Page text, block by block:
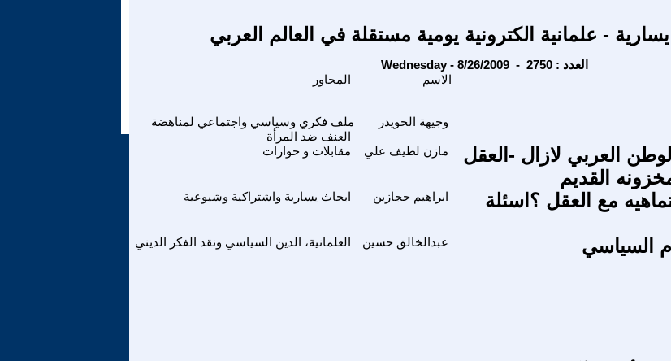
- علمانية الكترونية يومية مستقلة في العالم العربي
Wednesday - 8/26/2009 - العدد : 2750
الاسم
ملف فكري وسياسي واجتماعي لمناهضة
العنف ضد المرأة
وجيهة الحويدر
مقابلات و حوارات مازن لطيف علي
العربي لازال -العقل
القديم
ابحاث يسارية واشتراكية وشيوعية ابراهيم حجازين
مع العقل ؟اسئلة
العلمانية، الدين السياسي ونقد الفكر الديني عبدالخالق حسين السياسي